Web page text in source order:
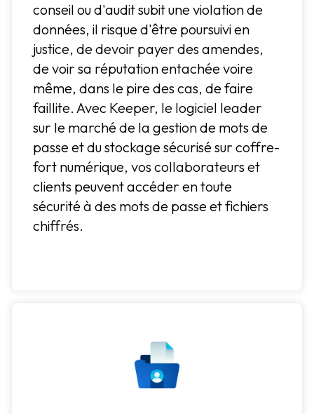
conseil ou d'audit subit une violation de
données, il risque d'être poursuivi en
justice, de devoir payer des amendes,
de voir sa réputation entachée voire
même, dans le pire des cas, de faire
faillite. Avec Keeper, le logiciel leader
sur le marché de la gestion de mots de
passe et du stockage sécurisé sur coffre-
fort numérique, vos collaborateurs et
clients peuvent accéder en toute
sécurité à des mots de passe et fichiers
chiffrés.